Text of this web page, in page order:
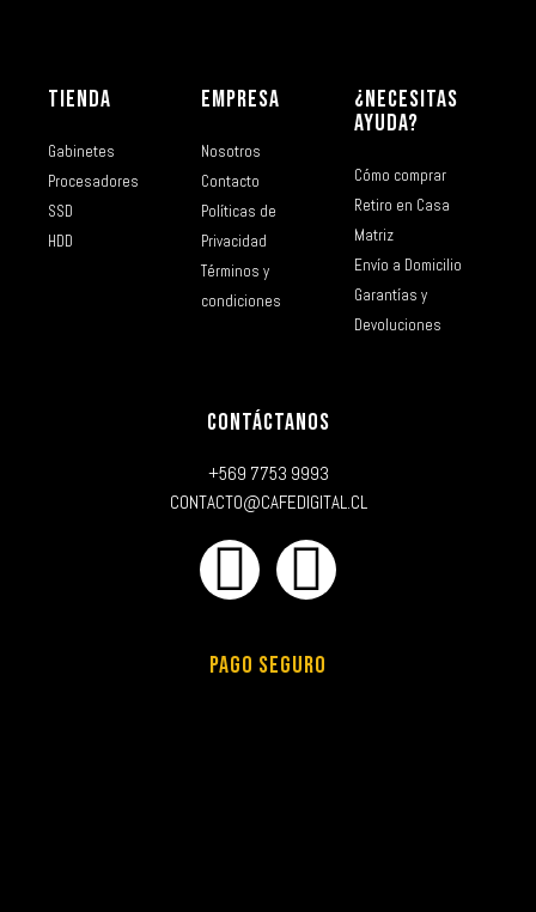
TIENDA
Gabinetes
Procesadores
SSD
HDD
EMPRESA
Nosotros
Contacto
Políticas de
Privacidad
Términos y
condiciones
¿NECESITAS
AYUDA?
Cómo comprar
Retiro en Casa
Matriz
Envío a Domicilio
Garantías y
Devoluciones
CONTÁCTANOS
+569 7753 9993
CONTACTO@CAFEDIGITAL.CL
PAGO SEGURO